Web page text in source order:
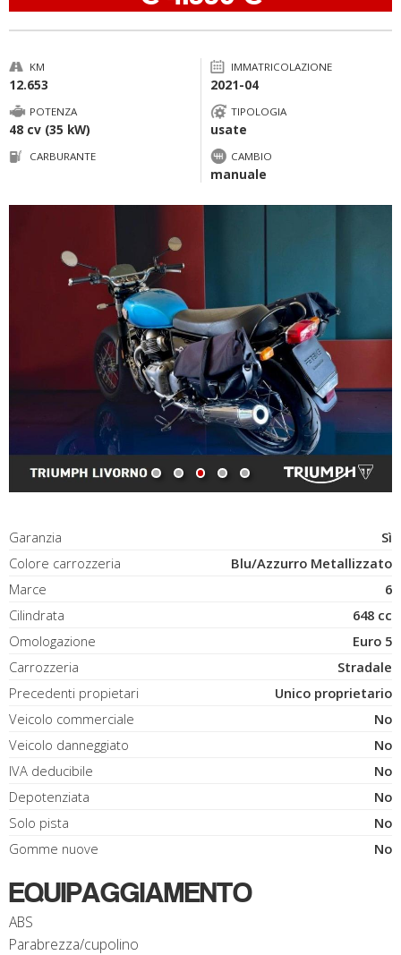
KM
12.653
IMMATRICOLAZIONE
2021-04
POTENZA
48 cv (35 kW)
TIPOLOGIA
usate
CARBURANTE CAMBIO
manuale
Garanzia
Sì
Colore carrozzeria
Blu/Azzurro Metallizzato
Marce
6
Cilindrata
648 cc
Omologazione
Euro 5
Carrozzeria
Stradale
Precedenti propietari
Unico proprietario
Veicolo commerciale
No
Veicolo danneggiato
No
IVA deducibile
No
Depotenziata
No
Solo pista
No
Gomme nuove
No
EQUIPAGGIAMENTO
ABS
Parabrezza/cupolino